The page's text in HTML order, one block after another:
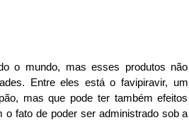
o mundo, mas esses produtos não
Entre eles está o favipiravir, um
mas que pode ter também efeitos
o fato de poder ser administrado sob a